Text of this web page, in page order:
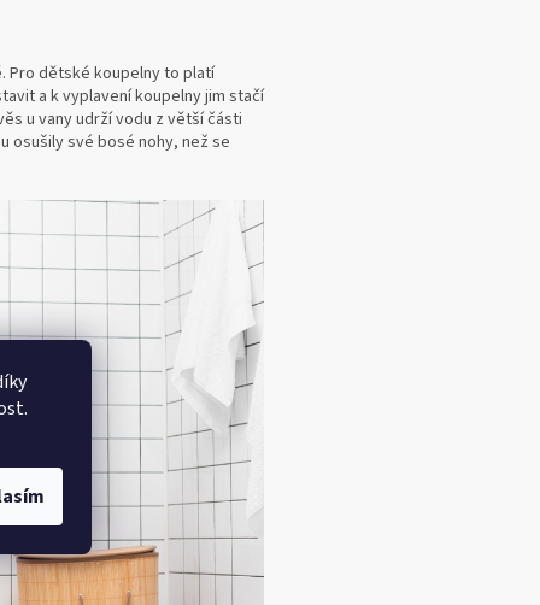
Pro dětské koupelny to platí
a k vyplavení koupelny jim stačí
u vany udrží vodu z větší části
osušily své bosé nohy, než se